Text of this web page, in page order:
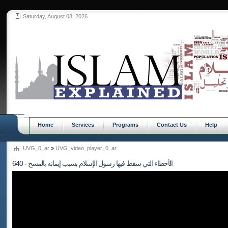
Saturday, August 08, 2026
Home Services Programs Contact Us Help
UVG_0_ar » UVG_video_player_0_ar
640 - الأخطاء التي سقط فيها رسول الإسلام بسبب إيمانه بالمسخ